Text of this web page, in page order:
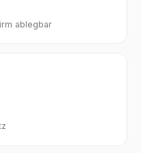
ablegbar